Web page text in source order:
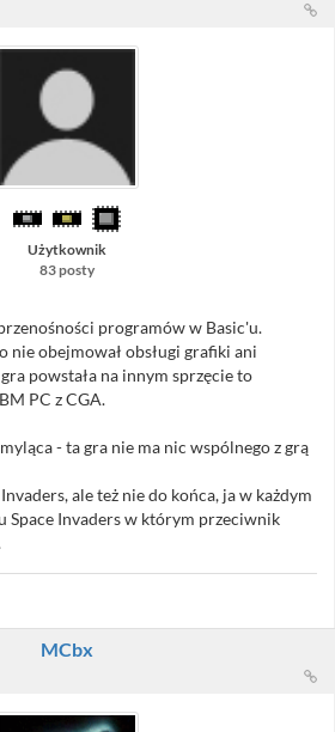
Użytkownik
83 posty
programów w Basic'u.
nie obejmował obsługi grafiki ani
powstała na innym sprzęcie to
PC z CGA.
- ta gra nie ma nic wspólnego z grą
ale też nie do końca, ja w każdym
Space Invaders w którym przeciwnik
MCbx